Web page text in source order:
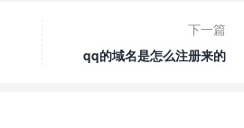
下一篇
qq的域名是怎么注册来的